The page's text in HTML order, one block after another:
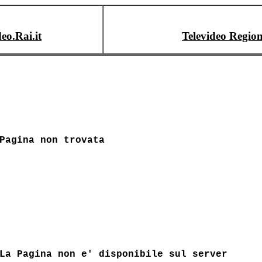
Televideo
Pagina non trovata
La Pagina non e' disponibile sul server